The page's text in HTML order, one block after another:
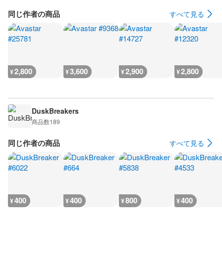
同じ作者の商品 すべて見る
¥2,800 ¥3,600 ¥2,900 ¥2,800
DuskBreakers
商品数189
同じ作者の商品 すべて見る
¥400 ¥400 ¥800 ¥400